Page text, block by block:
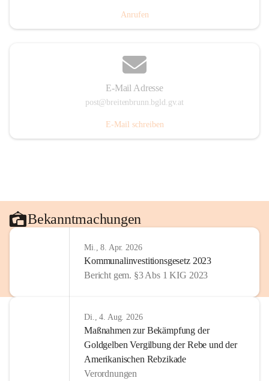
Anrufen
E-Mail Adresse
post@breitenbrunn.bgld.gv.at
E-Mail schreiben
Bekanntmachungen
Mi., 8. Apr. 2026
Kommunalinvestitionsgesetz 2023
Bericht gem. §3 Abs 1 KIG 2023
Di., 4. Aug. 2026
Maßnahmen zur Bekämpfung der
Goldgelben Vergilbung der Rebe und der
Amerikanischen Rebzikade
Verordnungen